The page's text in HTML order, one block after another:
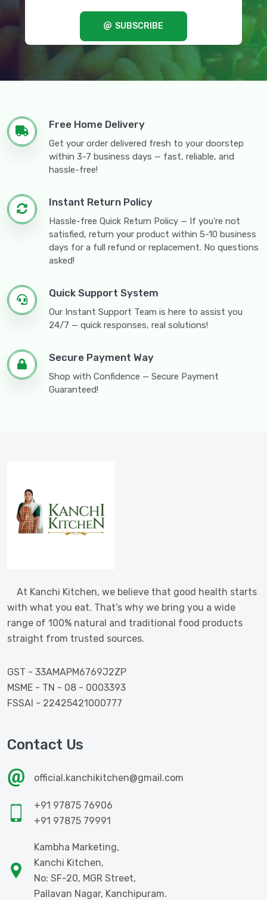
SUBSCRIBE
Free Home Delivery
Get your order delivered fresh to your doorstep
within 3-7 business days — fast, reliable, and
hassle-free!
Instant Return Policy
Hassle-free Quick Return Policy — If you're not
satisfied, return your product within 5-10 business
days for a full refund or replacement. No questions
asked!
Quick Support System
Our Instant Support Team is here to assist you
24/7 — quick responses, real solutions!
Secure Payment Way
Shop with Confidence — Secure Payment
Guaranteed!
At Kanchi Kitchen, we believe that good health starts
with what you eat. That’s why we bring you a wide
range of 100% natural and traditional food products
straight from trusted sources.
GST - 33AMAPM6769J2ZP
MSME - TN - 08 - 0003393
FSSAI - 22425421000777
Contact Us
official.kanchikitchen@gmail.com
+91 97875 76906
+91 97875 79991
Kambha Marketing,
Kanchi Kitchen,
No: SF-20, MGR Street,
Pallavan Nagar, Kanchipuram.